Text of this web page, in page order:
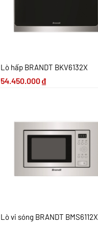
Lò hấp BRANDT BKV6132X
54.450.000₫
Lò vi sóng BRANDT BMS6112X